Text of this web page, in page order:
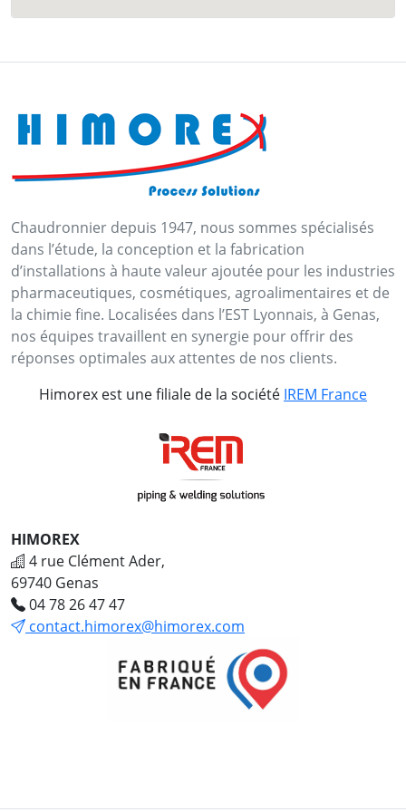
Chaudronnier depuis 1947, nous sommes spécialisés
dans l’étude, la conception et la fabrication
d’installations à haute valeur ajoutée pour les industries
pharmaceutiques, cosmétiques, agroalimentaires et de
la chimie fine. Localisées dans l’EST Lyonnais, à Genas,
nos équipes travaillent en synergie pour offrir des
réponses optimales aux attentes de nos clients.
Himorex est une filiale de la société IREM France
HIMOREX
4 rue Clément Ader,
69740 Genas
04 78 26 47 47
contact.himorex@himorex.com